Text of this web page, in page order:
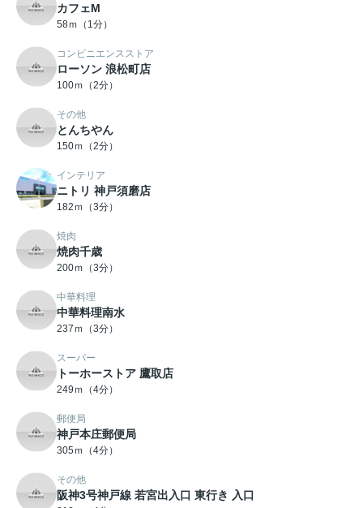
カフェM
58ｍ（1分）
コンビニエンスストア
ローソン 浪松町店
100ｍ（2分）
その他
とんちやん
150ｍ（2分）
インテリア
ニトリ 神戸須磨店
182ｍ（3分）
焼肉
焼肉千歳
200ｍ（3分）
中華料理
中華料理南水
237ｍ（3分）
スーパー
トーホーストア 鷹取店
249ｍ（4分）
郵便局
神戸本庄郵便局
305ｍ（4分）
その他
阪神3号神戸線 若宮出入口 東行き 入口